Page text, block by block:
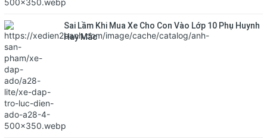
Sai Lầm Khi Mua Xe Cho Con Vào Lớp 10 Phụ Huynh
Hay Mắc